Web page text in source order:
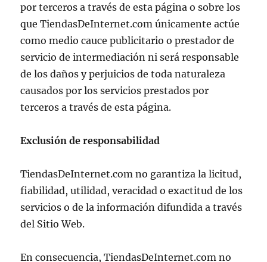
por terceros a través de esta página o sobre los
que TiendasDeInternet.com únicamente actúe
como medio cauce publicitario o prestador de
servicio de intermediación ni será responsable
de los daños y perjuicios de toda naturaleza
causados por los servicios prestados por
terceros a través de esta página.
Exclusión de responsabilidad
TiendasDeInternet.com no garantiza la licitud,
fiabilidad, utilidad, veracidad o exactitud de los
servicios o de la información difundida a través
del Sitio Web.
En consecuencia, TiendasDeInternet.com no